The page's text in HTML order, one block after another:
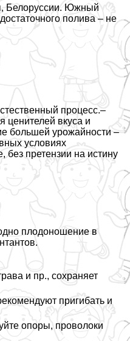
Белоруссии. Южный
полива – не
процесс.–
ценителей вкуса и
большей урожайности –
условиях
претензии на истину
плодоношение в
и пр., сохраняет
пригибать и
опоры, проволоки